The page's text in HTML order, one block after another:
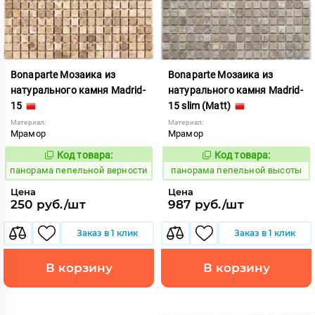
Bonaparte Мозаика из
натурального камня Madrid-
15
Материал:
Мрамор
540006
Код товара:
панорама пепельной верности
Цена
250 руб./шт
Заказ в 1 клик
В корзину
Bonaparte Мозаика из
натурального камня Madrid-
15 slim (Matt)
Материал:
Мрамор
540007
Код товара:
панорама пепельной высоты
Цена
987 руб./шт
Заказ в 1 клик
В корзину